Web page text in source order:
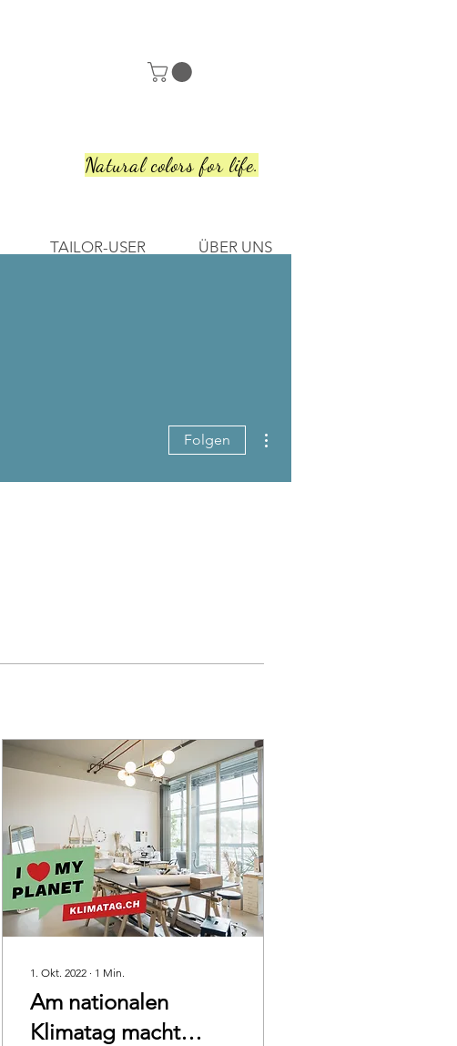
Natural colors for life.
TAILOR-USER ÜBER UNS
1. Okt. 2022 ∙ 1 Min.
Am nationalen
Klimatag macht
Folgen